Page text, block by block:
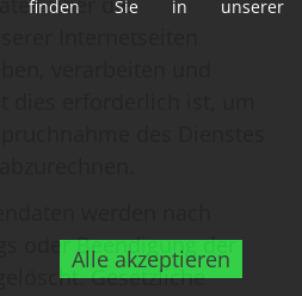
finden Sie in unserer
Alle akzeptieren
Internetseiten
verarbeiten und
erforderlich ist, um
des Dienstes
werden nach
oder Beendigung der
Gesetzliche